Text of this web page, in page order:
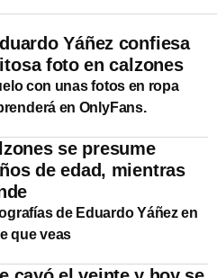
Yáñez confiesa
foto en calzones
con unas fotos en ropa
en OnlyFans.
se presume
de edad, mientras
de Eduardo Yáñez en
que veas